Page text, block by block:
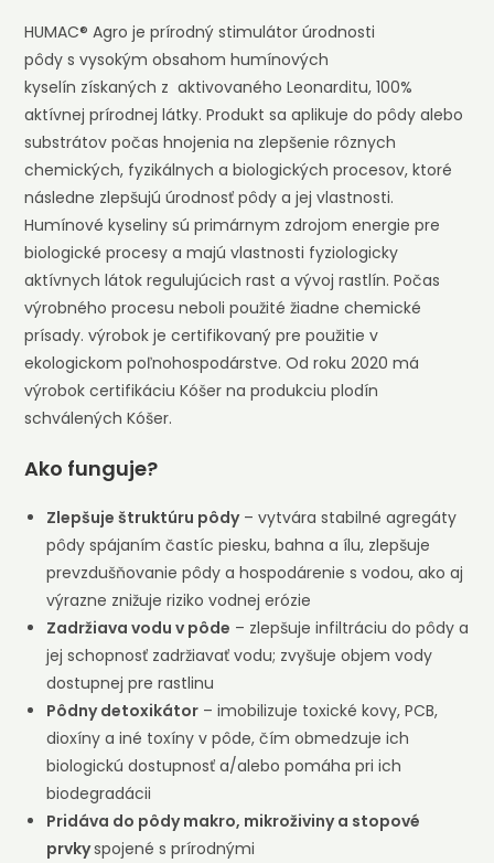
HUMAC® Agro je prírodný stimulátor úrodnosti
pôdy s vysokým obsahom humínových
kyselín získaných z aktivovaného Leonarditu, 100%
aktívnej prírodnej látky. Produkt sa aplikuje do pôdy alebo
substrátov počas hnojenia na zlepšenie rôznych
chemických, fyzikálnych a biologických procesov, ktoré
následne zlepšujú úrodnosť pôdy a jej vlastnosti.
Humínové kyseliny sú primárnym zdrojom energie pre
biologické procesy a majú vlastnosti fyziologicky
aktívnych látok regulujúcich rast a vývoj rastlín. Počas
výrobného procesu neboli použité žiadne chemické
prísady. výrobok je certifikovaný pre použitie v
ekologickom poľnohospodárstve. Od roku 2020 má
výrobok certifikáciu Kóšer na produkciu plodín
schválených Kóšer.
Ako funguje?
Zlepšuje štruktúru pôdy– vytvára stabilné agregáty
pôdy spájaním častíc piesku, bahna a ílu, zlepšuje
prevzdušňovanie pôdy a hospodárenie s vodou, ako aj
výrazne znižuje riziko vodnej erózie
Zadržiava vodu v pôde – zlepšuje infiltráciu do pôdy a
jej schopnosť zadržiavať vodu; zvyšuje objem vody
dostupnej pre rastlinu
Pôdny detoxikátor – imobilizuje toxické kovy, PCB,
dioxíny a iné toxíny v pôde, čím obmedzuje ich
biologickú dostupnosť a/alebo pomáha pri ich
biodegradácii
Pridáva do pôdy makro, mikroživiny a stopové
prvkyspojené s prírodnými